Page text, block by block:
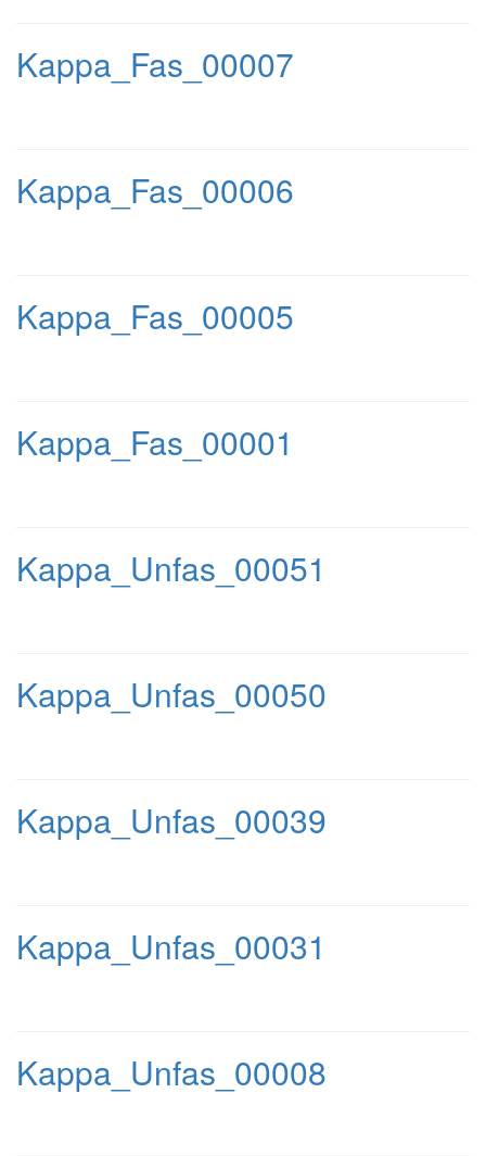
Kappa_Fas_00007
Kappa_Fas_00006
Kappa_Fas_00005
Kappa_Fas_00001
Kappa_Unfas_00051
Kappa_Unfas_00050
Kappa_Unfas_00039
Kappa_Unfas_00031
Kappa_Unfas_00008